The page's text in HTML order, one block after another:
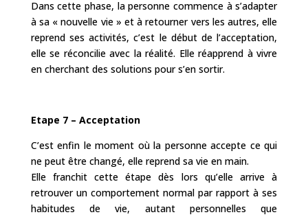
Dans cette phase, la personne commence à s’adapter
à sa « nouvelle vie » et à retourner vers les autres, elle
reprend ses activités, c’est le début de l’acceptation,
elle se réconcilie avec la réalité. Elle réapprend à vivre
en cherchant des solutions pour s’en sortir.
Etape 7 – Acceptation
C’est enfin le moment où la personne accepte ce qui
ne peut être changé, elle reprend sa vie en main.
Elle franchit cette étape dès lors qu’elle arrive à
retrouver un comportement normal par rapport à ses
habitudes de vie, autant personnelles que